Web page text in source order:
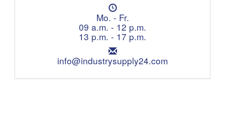
e
p
h
o
n
e
O
p
e
n
i
n
g
Mo. - Fr.
09 a.m. - 12 p.m.
13 p.m. - 17 p.m.
E
m
i
info@industrysupply24.com